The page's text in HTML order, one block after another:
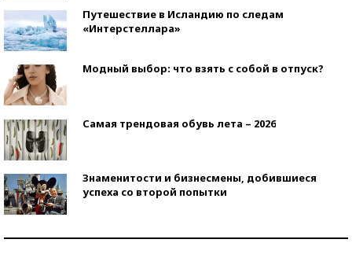
Путешествие в Исландию по следам
«Интерстеллара»
Модный выбор: что взять с собой в отпуск?
Самая трендовая обувь лета – 2026
Знаменитости и бизнесмены, добившиеся
успеха со второй попытки